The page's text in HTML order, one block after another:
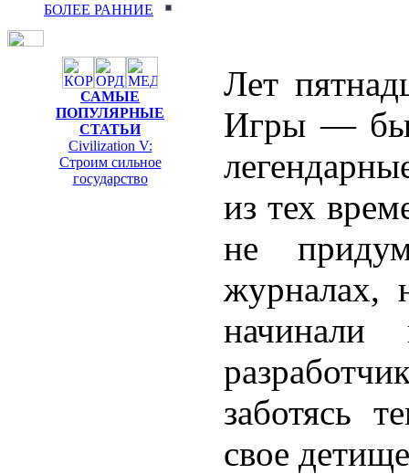
БОЛЕЕ РАННИЕ
САМЫЕ
ПОПУЛЯРНЫЕ
СТАТЬИ
Civilization V:
Строим сильное
государство
Лет
Игры —
из тех
не
журналах,
начинали
заботясь
свое